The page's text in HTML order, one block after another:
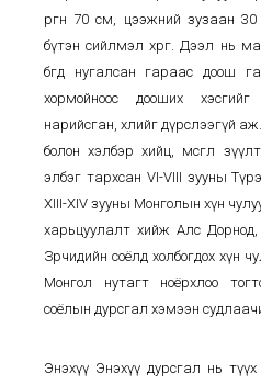
өргөн 70 см, цээжний зузаан
бүтэн сийлмэл хөрөг. Дээл нь
бөгөөд нугалсан гараас доош
хормойноос дооших
нарийсган, хөлийг дүрслээгүй
болон хэлбэр хийц, өмсгөл
элбэг тархсан VI-VIII зууны
XIII-XIV зууны Монголын хүн
харьцуулалт хийж Алс
Зөрчидийн соёлд холбогдох хүн
Монгол нутагт ноёрхлоо
соёлын дурсгал хэмээн
Энэхүү Энэхүү дурсгал нь түүх